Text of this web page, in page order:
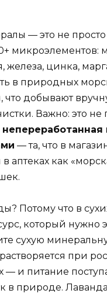
— это не просто
микроэлементов:
железа, цинка,
в природных
что добывают
Важно: это не
непереработанная
— та, что в
аптеках как
Потому что в
который нужно
сухую
при
— и питание
в природе.